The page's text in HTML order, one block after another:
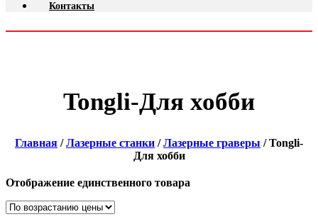
Контакты
Tongli-Для хобби
Главная /Лазерные станки /Лазерные граверы / Tongli-
Для хобби
Отображение единственного товара